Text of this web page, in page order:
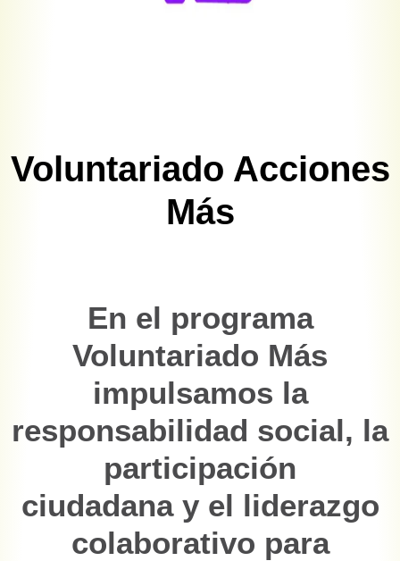
Voluntariado Acciones
Más
En el programa
Voluntariado Más
impulsamos la
responsabilidad social, la
participación
ciudadana y el liderazgo
colaborativo para